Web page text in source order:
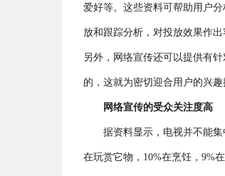
爱好等。这些资料可帮助用户
放和跟踪分析，对投放效果作出
另外，网络宣传还可以提供有
的，这就为密切迎合用户的兴趣
网络宣传的受众关注度高
据资料显示，电视并不能
在玩赏它物，10%在烹饪，9%